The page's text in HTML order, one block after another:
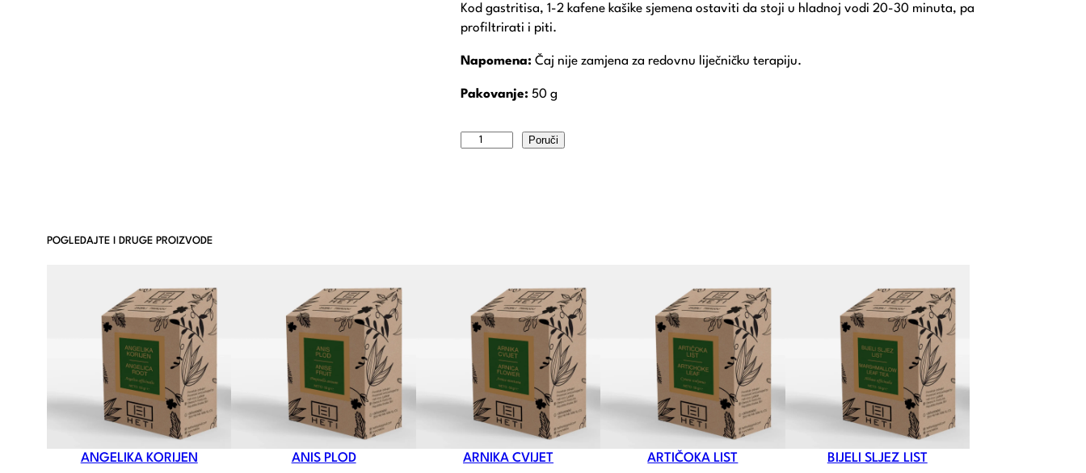
Kod gastritisa, 1-2 kafene kašike sjemena ostaviti da stoji u hladnoj vodi 20-30 minuta, pa
profiltrirati i piti.
Napomena: Čaj nije zamjena za redovnu liječničku terapiju.
Pakovanje: 50 g
Poruči
POGLEDAJTE I DRUGE PROIZVODE
ANGELIKA KORIJEN ANIS PLOD ARNIKA CVIJET ARTIČOKA LIST BIJELI SLJEZ LIST